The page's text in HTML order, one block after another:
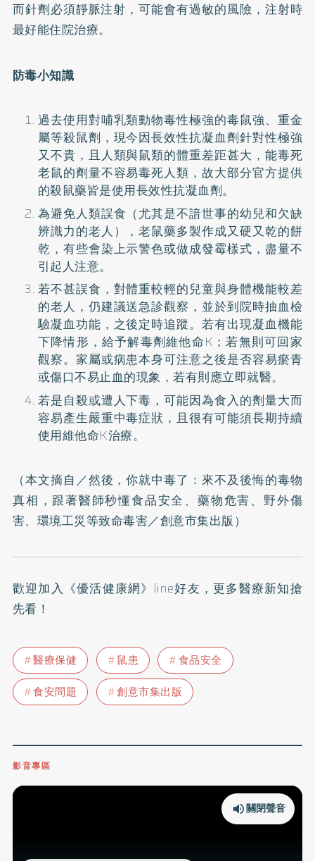
而針劑必須靜脈注射，可能會有過敏的風險，注射時
最好能住院治療。
防毒小知識
過去使用對哺乳類動物毒性極強的毒鼠強、重金
屬等殺鼠劑，現今因長效性抗凝血劑針對性極強
又不貴，且人類與鼠類的體重差距甚大，能毒死
老鼠的劑量不容易毒死人類，故大部分官方提供
的殺鼠藥皆是使用長效性抗凝血劑。
為避免人類誤食（尤其是不諳世事的幼兒和欠缺
辨識力的老人），老鼠藥多製作成又硬又乾的餅
乾，有些會染上示警色或做成發霉樣式，盡量不
引起人注意。
若不甚誤食，對體重較輕的兒童與身體機能較差
的老人，仍建議送急診觀察，並於到院時抽血檢
驗凝血功能，之後定時追蹤。若有出現凝血機能
下降情形，給予解毒劑維他命K；若無則可回家
觀察。家屬或病患本身可注意之後是否容易瘀青
或傷口不易止血的現象，若有則應立即就醫。
若是自殺或遭人下毒，可能因為食入的劑量大而
容易產生嚴重中毒症狀，且很有可能須長期持續
使用維他命K治療。
（本文摘自／然後，你就中毒了：來不及後悔的毒物
真相，跟著醫師秒懂食品安全、藥物危害、野外傷
害、環境工災等致命毒害／創意市集出版）
歡迎加入 《優活健康網》line好友 ，更多醫療新知搶
先看！
醫療保健 鼠患
食品安全
食安問題
創意市集出版
影音專區
關閉聲音